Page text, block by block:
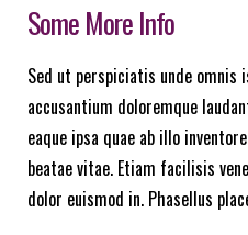
Some More Info
Sed ut perspiciatis unde
accusantium doloremque
eaque ipsa quae ab illo
beatae vitae. Etiam facilisis
dolor euismod in. Phasellus